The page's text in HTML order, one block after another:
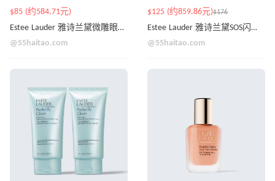
$85 (约584.71元)
Estee Lauder 雅诗兰黛微雕眼霜 15ml
@55haitao.com
$125 (约859.86元)$176
Estee Lauder 雅诗兰黛SOS闪修精华 20ml*2
@55haitao.com